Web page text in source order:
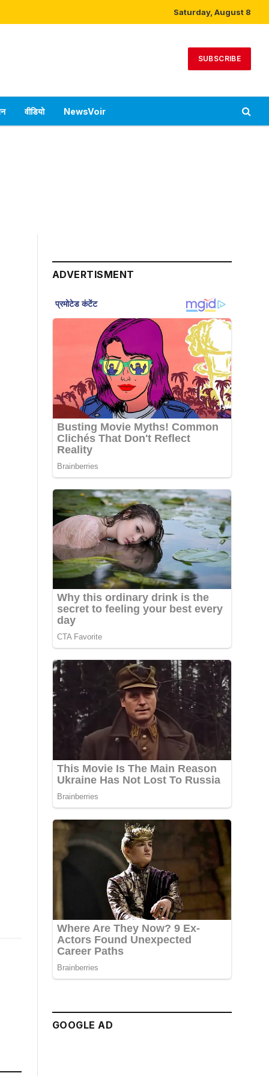
Saturday, August 8
SUBSCRIBE
वीडियो NewsVoir
ADVERTISMENT
GOOGLE AD